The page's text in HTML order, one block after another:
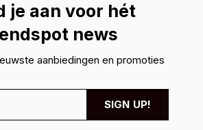
je aan voor hét
news
aanbiedingen en promoties
SIGN UP!